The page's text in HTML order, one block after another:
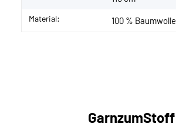
Material: 100 % Baumwolle
GarnzumStoff